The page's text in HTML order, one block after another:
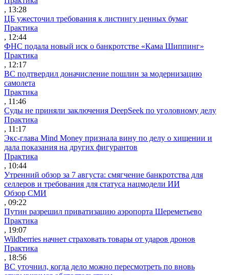
, 13:28
ЦБ ужесточил требования к листингу ценных бумаг
Практика
, 12:44
ФНС подала новый иск о банкротстве «Кама Шиппинг»
Практика
, 12:17
ВС подтвердил доначисление пошлин за модернизацию
самолета
Практика
, 11:46
Суды не приняли заключения DeepSeek по уголовному делу
Практика
, 11:17
Экс-глава Mind Money признала вину по делу о хищении и
дала показания на других фигурантов
Практика
, 10:44
Утренний обзор за 7 августа: смягчение банкротства для
селлеров и требования для статуса нацмодели ИИ
Обзор СМИ
, 09:22
Путин разрешил приватизацию аэропорта Шереметьево
Практика
, 19:07
Wildberries начнет страховать товары от ударов дронов
Практика
, 18:56
ВС уточнил, когда дело можно пересмотреть по вновь